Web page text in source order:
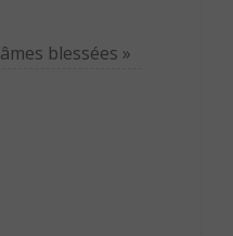
âmes blessées »